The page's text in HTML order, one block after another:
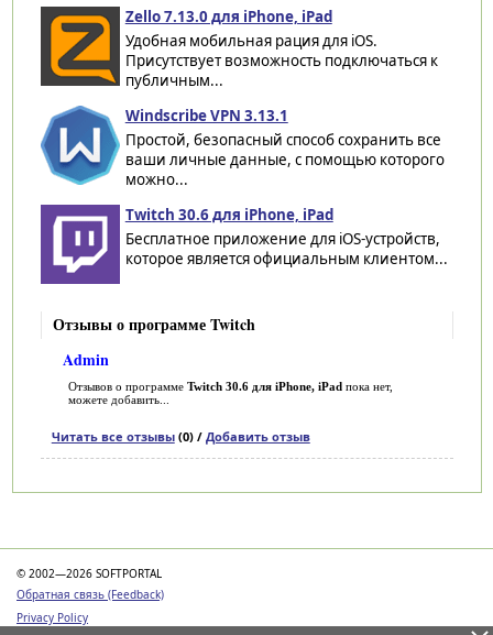
Zello 7.13.0 для iPhone, iPad
Удобная мобильная рация для iOS.
Присутствует возможность подключаться к
публичным...
Windscribe VPN 3.13.1
Простой, безопасный способ сохранить все
ваши личные данные, с помощью которого
можно...
Twitch 30.6 для iPhone, iPad
Бесплатное приложение для iOS-устройств,
которое является официальным клиентом...
Отзывы о программе Twitch
Admin
Отзывов о программе Twitch 30.6 для iPhone, iPad пока нет,
можете добавить...
Читать все отзывы(0) / Добавить отзыв
© 2002—2026 SOFTPORTAL
Обратная связь (Feedback)
Privacy Policy